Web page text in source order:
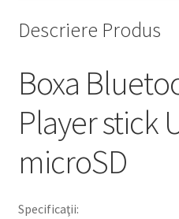
Descriere Produs
Boxa
Player stick
microSD
Specificaţii: